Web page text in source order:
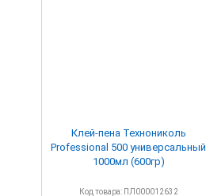
Клей-пена Технониколь
Professional 500 универсальный
1000мл (600гр)
Код товара: ПЛ000012632